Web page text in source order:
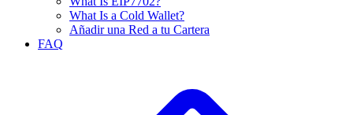
What Is a Cold Wallet?
Añadir una Red a tu Cartera
FAQ